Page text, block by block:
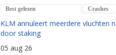
Best gelezen Crashes
KLM annuleert meerdere vluchten
door staking
05 aug 26